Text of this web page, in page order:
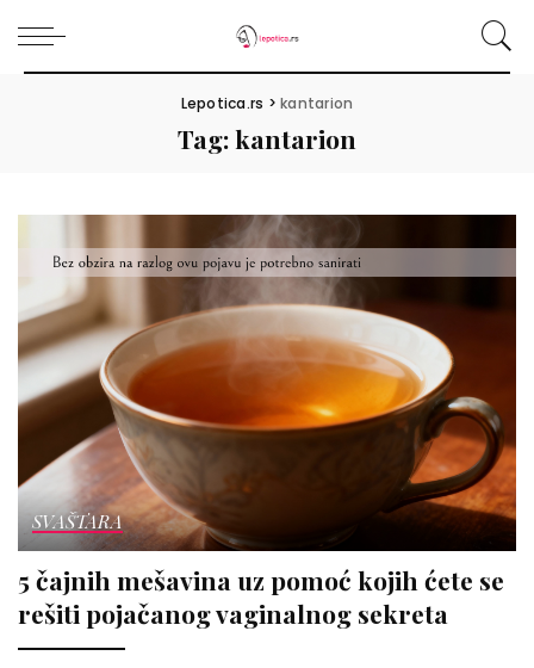
Lepotica.rs >kantarion
Tag:kantarion
SVAŠTARA
5 čajnih mešavina uz pomoć kojih ćete se
rešiti pojačanog vaginalnog sekreta